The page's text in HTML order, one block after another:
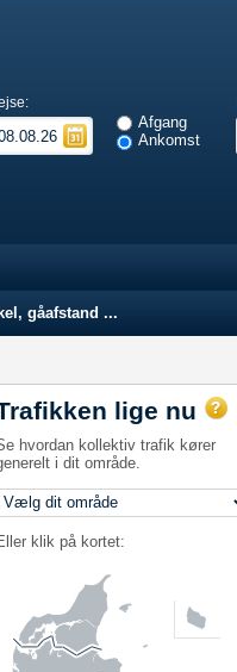
Afgang
Ankomst
gåafstand ...
lige nu
hvordan kollektiv trafik kører
i dit område.
klik på kortet: